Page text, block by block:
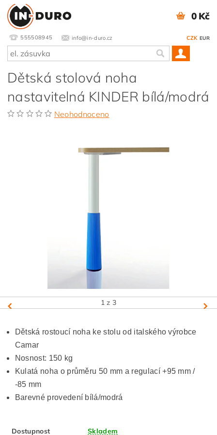
555508945 info@in-duro.cz CZK EUR
0 Kč
Dětská stolová noha
nastavitelná KINDER bílá/modrá
Neohodnoceno
1 z 3
Dětská rostoucí noha ke stolu od italského výrobce
Camar
Nosnost: 150 kg
Kulatá noha o průměru 50 mm a regulací +95 mm /
-85 mm
Barevné provedení bílá/modrá
Dostupnost Skladem